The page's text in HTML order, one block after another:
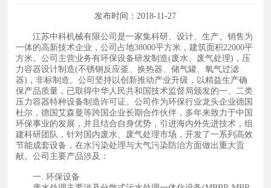
发布时间：2018-11-27
江苏中科机械有限公司是一家集科研、设计、生产、销售为
一体的高新技术企业，公司占地38000平方米，建筑面积22000平
方米。公司主营业务有环保设备研发制造(废水、废气处理)，压
力容器设计制造(不锈钢反应釜、换热器、储气罐、氧气过滤
器)，非标制造。公司坚持以创新推动产业升级，以精益生产确
保产品质量，已取得中华人民共和国技术监督局颁发的一、二类
压力容器特种设备制造许可证。公司作为环保行业龙头企业德国
杜尔，德国艾森曼等跨国企业长期合作伙伴，多年来致力于中国
环保事业的发展，并且结合自身优势，引进海内外先进技术，组
建科研团队，针对国内废水、废气处理市场，开发了一系列高效
节能成套设备，在水污染处理与大气污染防治方面做出重大贡
献。公司主要产品涉及：
一. 环保设备